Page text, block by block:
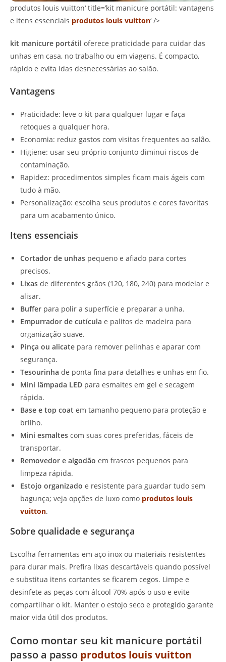
produtos louis vuitton‘ title=’kit manicure portátil: vantagens
e itens essenciais produtos louis vuitton‘ />
kit manicure portátil oferece praticidade para cuidar das
unhas em casa, no trabalho ou em viagens. É compacto,
rápido e evita idas desnecessárias ao salão.
Vantagens
Praticidade: leve o kit para qualquer lugar e faça
retoques a qualquer hora.
Economia: reduz gastos com visitas frequentes ao salão.
Higiene: usar seu próprio conjunto diminui riscos de
contaminação.
Rapidez: procedimentos simples ficam mais ágeis com
tudo à mão.
Personalização: escolha seus produtos e cores favoritas
para um acabamento único.
Itens essenciais
Cortador de unhas pequeno e afiado para cortes
precisos.
Lixas de diferentes grãos (120, 180, 240) para modelar e
alisar.
Buffer para polir a superfície e preparar a unha.
Empurrador de cutícula e palitos de madeira para
organização suave.
Pinça ou alicate para remover pelinhas e aparar com
segurança.
Tesourinha de ponta fina para detalhes e unhas em fio.
Mini lâmpada LED para esmaltes em gel e secagem
rápida.
Base e top coat em tamanho pequeno para proteção e
brilho.
Mini esmaltes com suas cores preferidas, fáceis de
transportar.
Removedor e algodão em frascos pequenos para
limpeza rápida.
Estojo organizado e resistente para guardar tudo sem
bagunça; veja opções de luxo como produtos louis
vuitton.
Sobre qualidade e segurança
Escolha ferramentas em aço inox ou materiais resistentes
para durar mais. Prefira lixas descartáveis quando possível
e substitua itens cortantes se ficarem cegos. Limpe e
desinfete as peças com álcool 70% após o uso e evite
compartilhar o kit. Manter o estojo seco e protegido garante
maior vida útil dos produtos.
Como montar seu kit manicure portátil
passo a passo produtos louis vuitton